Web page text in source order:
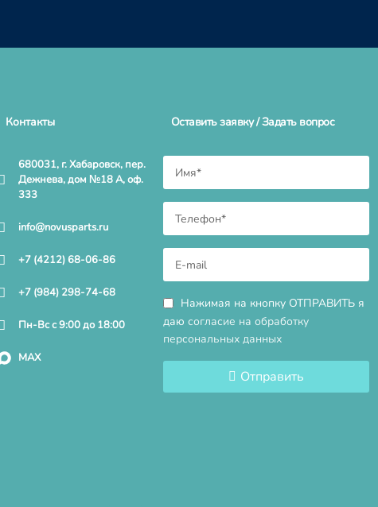
Контакты
680031, г. Хабаровск, пер.
Дежнева, дом №18 А, оф.
333
info@novusparts.ru
+7 (4212) 68-06-86
+7 (984) 298-74-68
Пн-Вс с 9:00 до 18:00
MAX
Оставить заявку / Задать вопрос
Нажимая на кнопку ОТПРАВИТЬ я
даю согласие на обработку
персональных данных
Отправить